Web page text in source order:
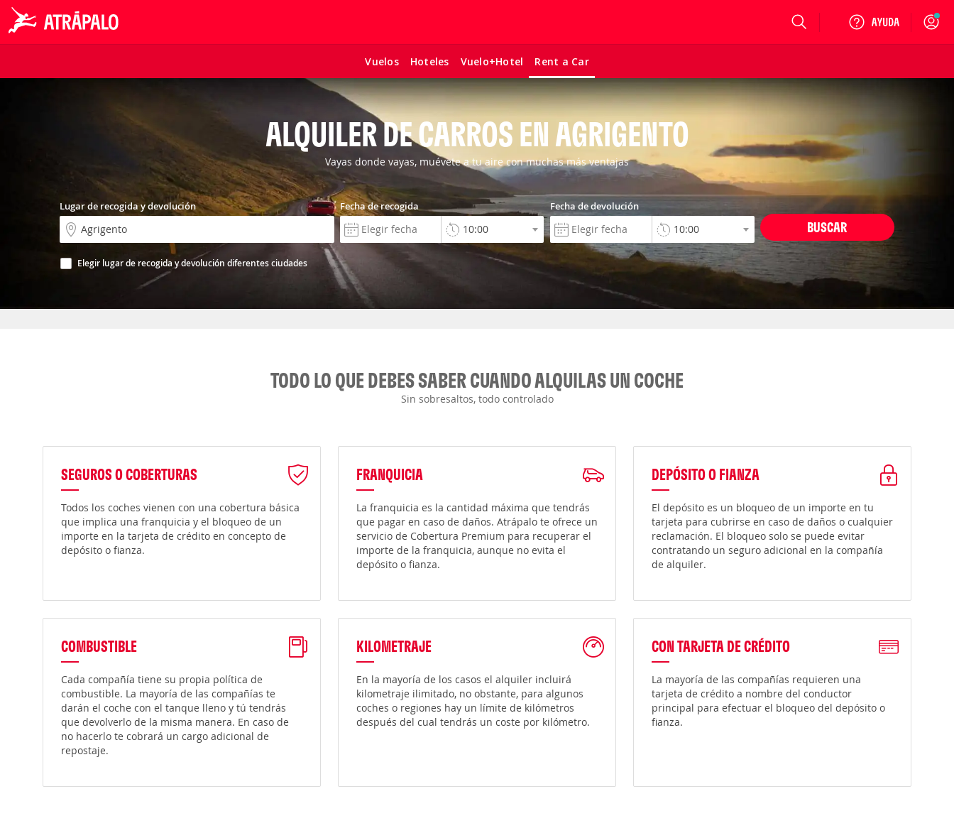
Vuelos Hoteles Vuelo+Hotel Rent a Car
Login
ALQUILER DE CARROS EN AGRIGENTO
Vayas donde vayas, muévete a tu aire con muchas más ventajas
Lugar de recogida y devolución
Elegir lugar de recogida y devolución diferentes ciudades
Fecha de recogida Fecha de devolución
BUSCAR
TODO LO QUE DEBES SABER CUANDO ALQUILAS UN COCHE
Sin sobresaltos, todo controlado
SEGUROS O COBERTURAS
Todos los coches vienen con una cobertura básica
que implica una franquicia y el bloqueo de un
importe en la tarjeta de crédito en concepto de
depósito o fianza.
FRANQUICIA
La franquicia es la cantidad máxima que tendrás
que pagar en caso de daños. Atrápalo te ofrece un
servicio de Cobertura Premium para recuperar el
importe de la franquicia, aunque no evita el
depósito o fianza.
DEPÓSITO O FIANZA
El depósito es un bloqueo de un importe en tu
tarjeta para cubrirse en caso de daños o cualquier
reclamación. El bloqueo solo se puede evitar
contratando un seguro adicional en la compañía
de alquiler.
COMBUSTIBLE
Cada compañía tiene su propia política de
combustible. La mayoría de las compañías te
darán el coche con el tanque lleno y tú tendrás
que devolverlo de la misma manera. En caso de
no hacerlo te cobrará un cargo adicional de
repostaje.
KILOMETRAJE
En la mayoría de los casos el alquiler incluirá
kilometraje ilimitado, no obstante, para algunos
coches o regiones hay un límite de kilómetros
después del cual tendrás un coste por kilómetro.
CON TARJETA DE CRÉDITO
La mayoría de las compañías requieren una
tarjeta de crédito a nombre del conductor
principal para efectuar el bloqueo del depósito o
fianza.